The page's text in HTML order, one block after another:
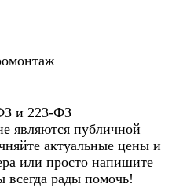
и 223-ФЗ
являются публичной
актуальные цены и
или просто напишите
рады помочь!